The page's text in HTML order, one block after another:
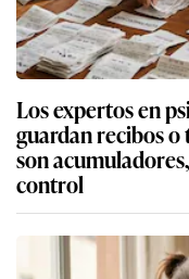
Los expertos en
guardan recibos o
son
control